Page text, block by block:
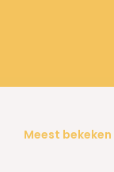
Meest bekeken